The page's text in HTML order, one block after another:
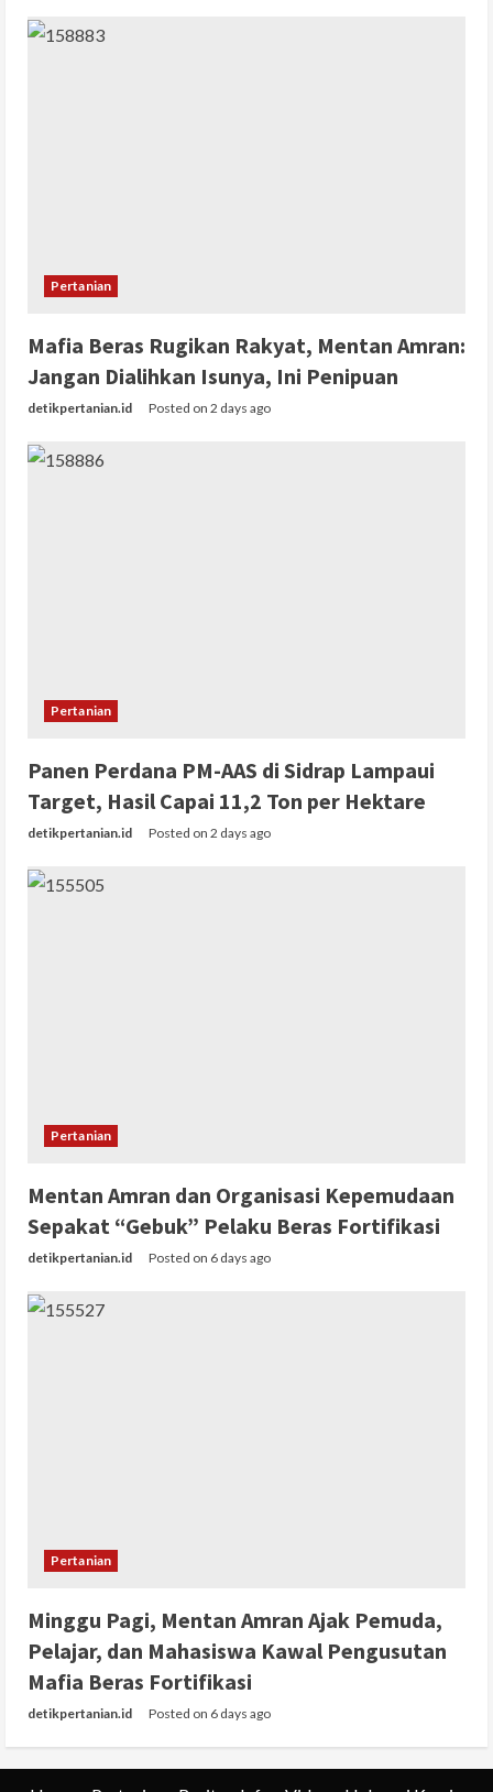
Pertanian
Mafia Beras Rugikan Rakyat, Mentan Amran:
Jangan Dialihkan Isunya, Ini Penipuan
detikpertanian.id Posted on 2 days ago
Pertanian
Panen Perdana PM-AAS di Sidrap Lampaui
Target, Hasil Capai 11,2 Ton per Hektare
detikpertanian.id Posted on 2 days ago
Pertanian
Mentan Amran dan Organisasi Kepemudaan
Sepakat “Gebuk” Pelaku Beras Fortifikasi
detikpertanian.id Posted on 6 days ago
Pertanian
Minggu Pagi, Mentan Amran Ajak Pemuda,
Pelajar, dan Mahasiswa Kawal Pengusutan
Mafia Beras Fortifikasi
detikpertanian.id Posted on 6 days ago